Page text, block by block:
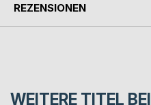
REZENSIONEN
WEITERE TITEL BEI